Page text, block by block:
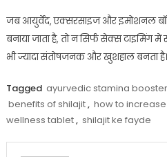
जब आयुर्वेद, एक्सरसाइज और इमोशनल
बनाया जाता है, तो न सिर्फ सेक्स टाइमिंग
भी ज्यादा संतोषजनक और खुशहाल बनता है।
Tagged ayurvedic stamina booster
benefits of shilajit, how to
wellness tablet, shilajit ke fayde